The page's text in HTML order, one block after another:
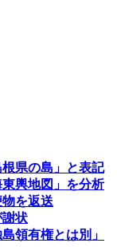
県の島」と表記
輿地図」を分析
を返送
状
領有権とは別」